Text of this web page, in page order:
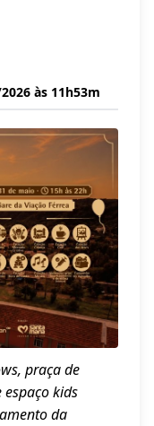
às 11h53m
praça de
kids
da